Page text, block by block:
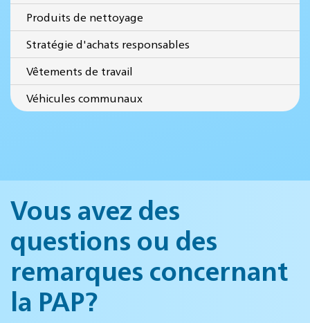
Produits de nettoyage
Stratégie d'achats responsables
Vêtements de travail
Véhicules communaux
Vous avez des
questions ou des
remarques concernant
la PAP?